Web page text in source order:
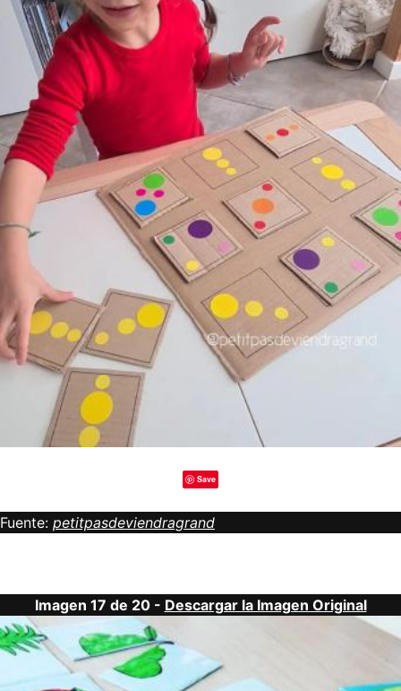
Save
Fuente: petitpasdeviendragrand
Imagen 17 de 20 - Descargar la Imagen Original